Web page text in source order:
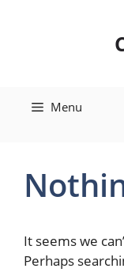
Menu
It seems we
Perhaps